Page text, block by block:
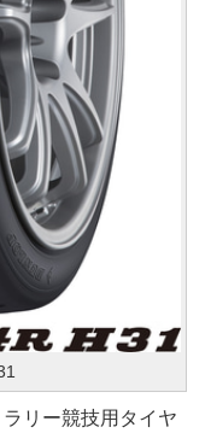
リー競技用タイヤ